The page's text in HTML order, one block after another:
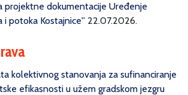
projektne dokumentacije Uređenje
i potoka Kostajnice'' 22.07.2026.
kolektivnog stanovanja za sufinanciranje
efikasnosti u užem gradskom jezgru